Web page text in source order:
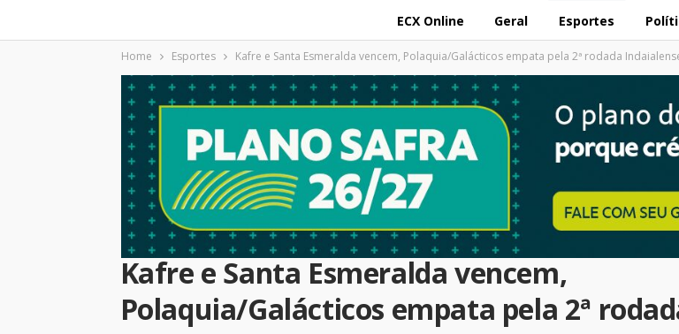
ECX Online Geral Esportes
Home Esportes Kafre e Santa Esmeralda vencem, Polaquia/Galácticos empata pela 2ª rodada
Kafre e Santa Esmeralda vencem,
Polaquia/Galácticos empata pela 2ª